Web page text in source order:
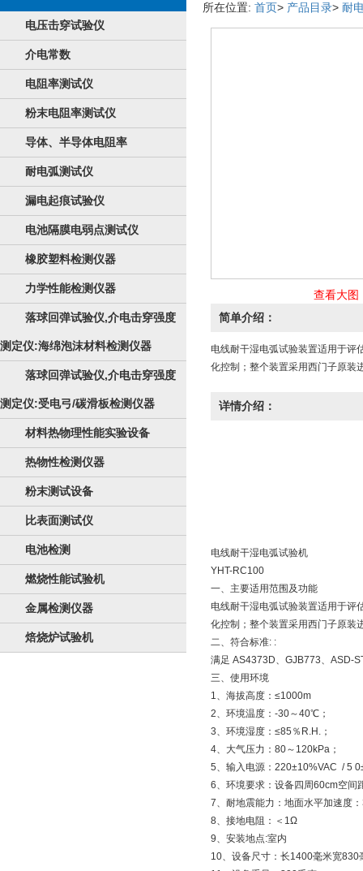
电压击穿试验仪
介电常数
电阻率测试仪
粉末电阻率测试仪
导体、半导体电阻率
耐电弧测试仪
漏电起痕试验仪
电池隔膜电弱点测试仪
橡胶塑料检测仪器
力学性能检测仪器
落球回弹试验仪,介电击穿强度
测定仪:海绵泡沫材料检测仪器
落球回弹试验仪,介电击穿强度
测定仪:受电弓/碳滑板检测仪器
材料热物理性能实验设备
热物性检测仪器
粉末测试设备
比表面测试仪
电池检测
燃烧性能试验机
金属检测仪器
焙烧炉试验机
所在位置: 首页> 产品目录> 耐
查看大图
简单介绍：
电线耐干湿电弧试验装置适用于评
化控制；整个装置采用西门子原装
详情介绍：
电线耐干湿电弧试验机
YHT-RC100
一、主要适用范围及功能
电线耐干湿电弧试验装置适用于评
化控制；整个装置采用西门子原装
二、符合标准: :
满足 AS4373D、GJB773、ASD-
三、使用环境
1、海拔高度：≤1000m
2、环境温度：-30～40℃；
3、环境湿度：≤85％R.H.；
4、大气压力：80～120kPa；
5、输入电源：220±10%VAC / 5
6、环境要求：设备四周60cm空间
7、耐地震能力：地面水平加速度
8、接地电阻：＜1Ω
9、安装地点:室内
10、设备尺寸：长1400毫米宽830